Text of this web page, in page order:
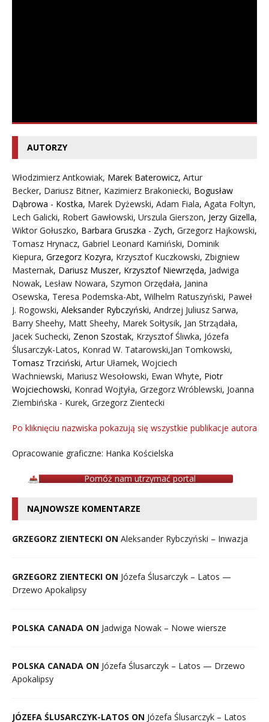
AUTORZY
Włodzimierz Antkowiak, Marek Baterowicz, Artur
Becker, Dariusz Bitner, Kazimierz Brakoniecki, Bogusław
Dąbrowa - Kostka, Marek Dyżewski, Adam Fiala, Agata Foltyn,
Lech Galicki, Robert Gawłowski, Urszula Gierszon, Jerzy Gizella,
Wiktor Gołuszko, Barbara Gruszka - Zych, Grzegorz Hajkowski,
Tomasz Hrynacz, Gabriel Leonard Kamiński, Dominik
Kiepura, Grzegorz Kozyra, Krzysztof Kuczkowski, Zbigniew
Masternak, Dariusz Muszer, Krzysztof Niewrzęda, Jadwiga
Nowak, Lesław Nowara, Szymon Orzędała, Janina
Osewska, Teresa Podemska-Abt, Wilhelm Ratuszyński, Paweł
J. Rogowski, Aleksander Rybczyński, Andrzej Juliusz Sarwa,
Barry Sheehy, Matt Sheehy, Marek Sołtysik, Jan Strządała,
Jacek Suchecki, Zenon Szostak, Krzysztof Śliwka, Józefa
Ślusarczyk-Latos, Konrad W. Tatarowski,Jan Tomkowski,
Tomasz Trzciński, Artur Ułamek, Wojciech
Wachniewski, Mariusz Wesołowski, Ewan Whyte, Piotr
Wojciechowski, Konrad Wojtyła, Grzegorz Wróblewski, Joanna
Ziembińska - Kurek, Grzegorz Zientecki
Po kliknięciu nazwiska pokazują się wszystkie publikacje autora
Opracowanie graficzne: Hanka Kościelska
Pomóż nam utrzymać portal
NAJNOWSZE KOMENTARZE
GRZEGORZ ZIENTECKI ON Aleksander Rybczyński – Inwazja
GRZEGORZ ZIENTECKI ON Józefa Ślusarczyk – Latos —
Drzewo Apokalipsy
POLSKA CANADA ON Jadwiga Nowak – Nowe wiersze
POLSKA CANADA ON Józefa Ślusarczyk – Latos — Drzewo
Apokalipsy
JÓZEFA ŚLUSARCZYK-LATOS ON Józefa Ślusarczyk – Latos